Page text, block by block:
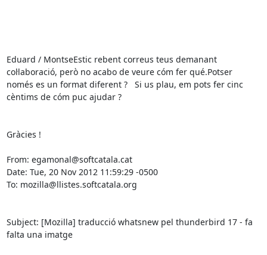
Eduard / MontseEstic rebent correus teus demanant
col·laboració, però no acabo de veure cóm fer qué.Potser
només es un format diferent ?   Si us plau, em pots fer cinc
cèntims de cóm puc ajudar ?
Gràcies !
From: egamonal@softcatala.cat
Date: Tue, 20 Nov 2012 11:59:29 -0500
To: mozilla@llistes.softcatala.org
Subject: [Mozilla] traducció whatsnew pel thunderbird 17 - fa
falta una imatge